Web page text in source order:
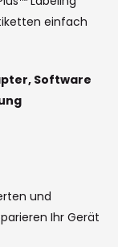
einfach
Software
und
Ihr Gerät